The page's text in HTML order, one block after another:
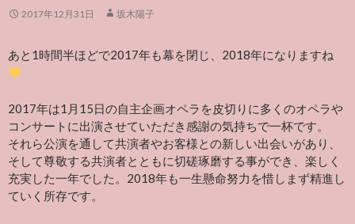
2017年12月31日 坂木陽子
あと1時間半ほどで2017年も幕を閉じ、2018年になりますね
2017年は1月15日の自主企画オペラを皮切りに多くのオペラや
コンサートに出演させていただき感謝の気持ちで一杯です。
それら公演を通して共演者やお客様との新しい出会いがあり、
そして尊敬する共演者とともに切磋琢磨する事ができ、楽しく
充実した一年でした。2018年も一生懸命努力を惜しまず精進し
ていく所存です。